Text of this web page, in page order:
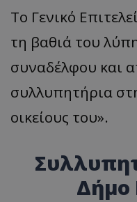
Το Γενικό
τη βαθιά του
συναδέλφου και
συλλυπητήρια
οικείους του».
Δήμο